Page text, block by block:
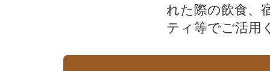
れた際の飲食、
ティ等でご活用